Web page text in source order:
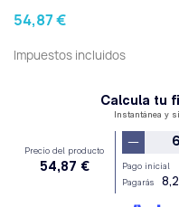
54,87 €
Impuestos incluidos